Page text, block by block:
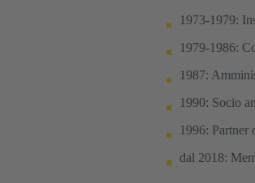
1973-1979:
1979-1986:
1987:
1990: Socio
1996:
dal 2018: